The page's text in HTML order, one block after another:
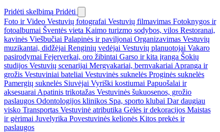
Pridėti skelbimą Pridėti
Foto ir Video Vestuvių fotografai Vestuvių filmavimas Fotoknygos ir
fotoalbumai Šventės vieta Kaimo turizmo sodybos, vilos Restoranai,
kavinės Viešbučiai Palapinės ir paviljonai Organizavimas Vestuvių
muzikantai, didžėjai Renginių vedėjai Vestuvių planuotojai Vakaro
pasirodymai Fejerverkai, oro žibintai Garso ir kita įranga Šokių
studijos Vestuvių scenarijai Mergvakariai, bernvakariai Apranga ir
grožis Vestuviniai bateliai Vestuvinės suknelės Proginės suknelės
Pamergių suknelės Siuvėjai Vyriški kostiumai Papuošalai ir
aksesuarai Apatinis trikotažas Vestuvinės šukuosenos, grožio
paslaugos Odontologijos klinikos Spa, sporto klubai Dar daugiau
visko Transportas Vestuvinė atributika Gėlės ir dekoracijos Maistas
ir gėrimai Juvelyrika Povestuvinės kelionės Kitos prekės ir
paslaugos